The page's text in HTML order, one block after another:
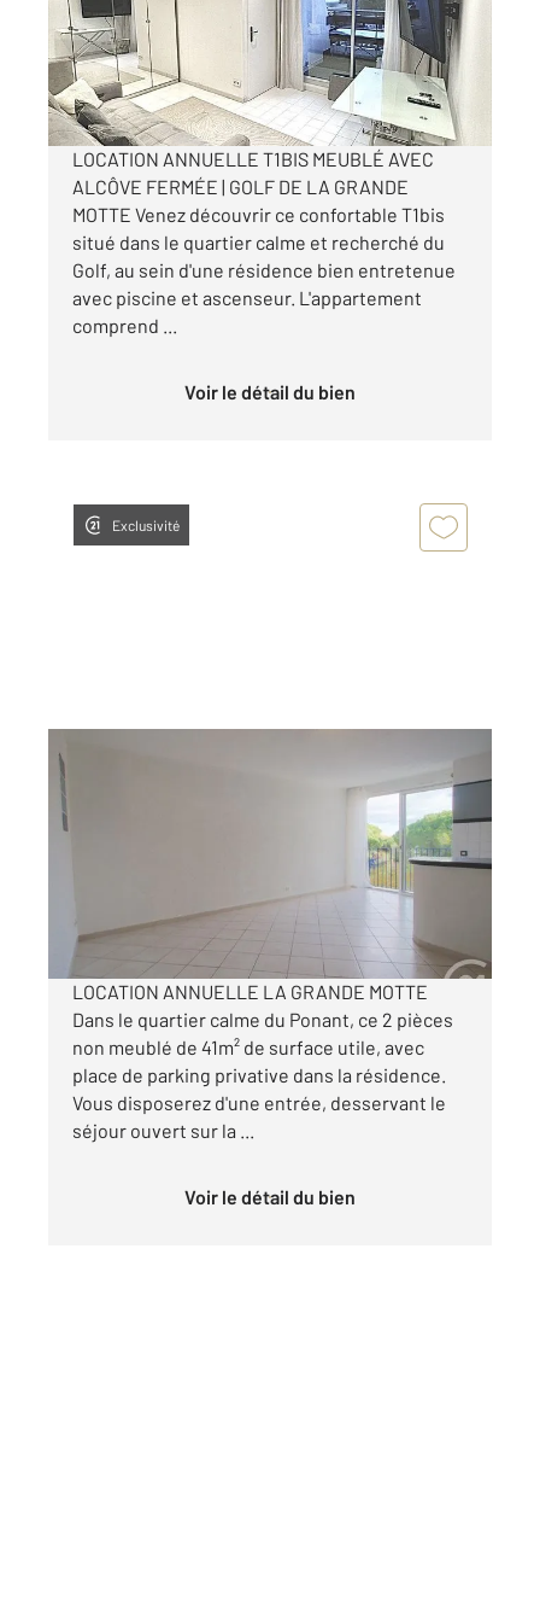
Appartement F1 à louer
706 €
par mois charges comprises
LOCATION ANNUELLE T1BIS MEUBLÉ AVEC
ALCÔVE FERMÉE | GOLF DE LA GRANDE
MOTTE Venez découvrir ce confortable T1bis
situé dans le quartier calme et recherché du
Golf, au sein d'une résidence bien entretenue
avec piscine et ascenseur. L'appartement
comprend ...
Voir le détail du bien
Exclusivité
par mois charges comprises
LOCATION ANNUELLE LA GRANDE MOTTE
Dans le quartier calme du Ponant, ce 2 pièces
non meublé de 41m² de surface utile, avec
place de parking privative dans la résidence.
Vous disposerez d'une entrée, desservant le
séjour ouvert sur la ...
Voir le détail du bien